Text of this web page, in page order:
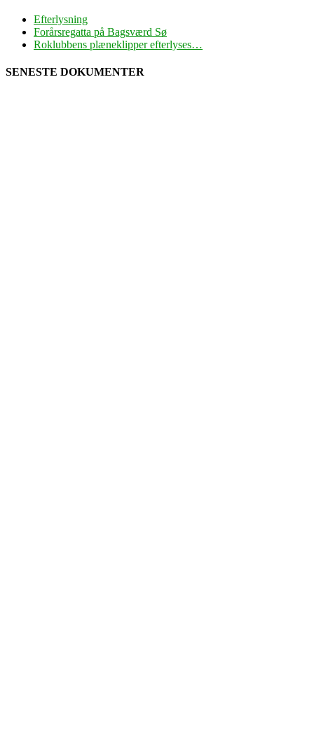
Efterlysning
Forårsregatta på Bagsværd Sø
Roklubbens plæneklipper efterlyses…
SENESTE DOKUMENTER